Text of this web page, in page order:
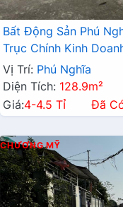
Bất Động Sản Phú
Trục Chính Kinh
Vị Trí: Phú Nghĩa
Diện Tích: 128.9m²
Giá:4-4.5 Tỉ Đã
CHƯƠNG MỸ